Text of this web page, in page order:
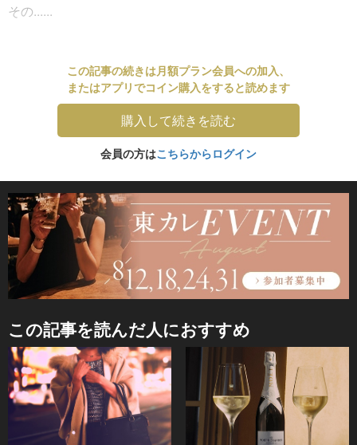
その......
この記事の続きは月額プラン会員への加入、
またはアプリでコイン購入をすると読めます
購入して続きを読む
会員の方はこちらからログイン
この記事を読んだ人におすすめ